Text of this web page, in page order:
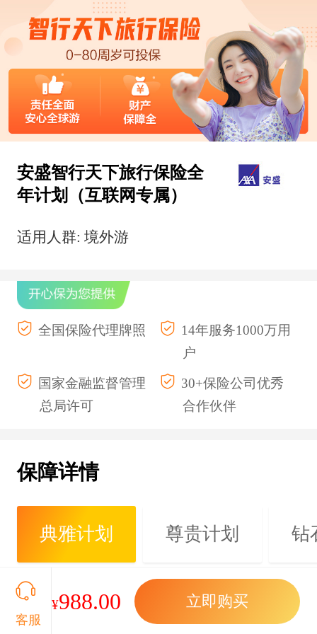
安盛智行天下旅行保险全
年计划（互联网专属）
适用人群: 境外游
全国保险代理牌照
14年服务1000万用
户
国家金融监督管理
总局许可
30+保险公司优秀
合作伙伴
保障详情
典雅计划 尊贵计划 钻
意外身故及残疾保险金 20万
公共交通工具意外保险金（不适 20万
客服
¥988.00 立即购买